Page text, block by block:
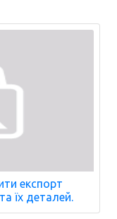
експорт
їх деталей.